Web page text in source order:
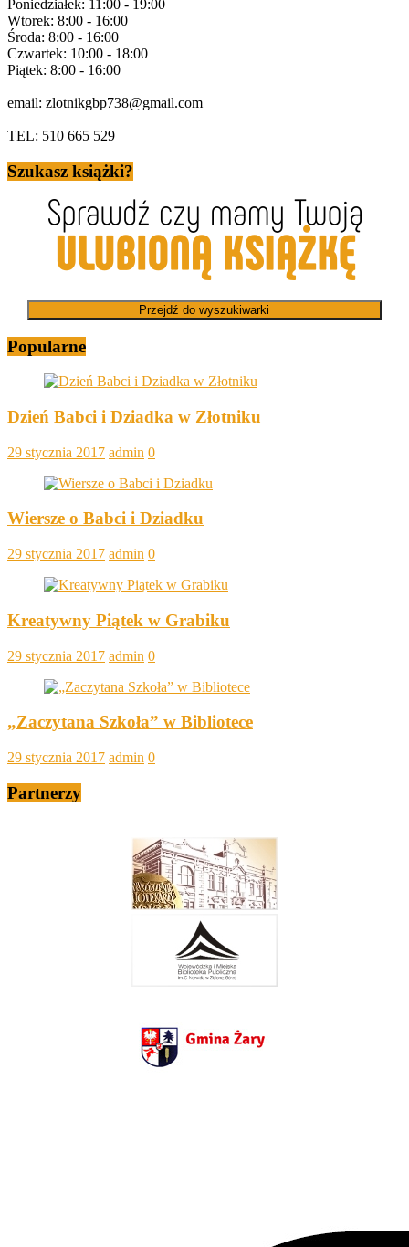
Poniedziałek: 11:00 - 19:00
Wtorek: 8:00 - 16:00
Środa: 8:00 - 16:00
Czwartek: 10:00 - 18:00
Piątek: 8:00 - 16:00
email: zlotnikgbp738@gmail.com
TEL: 510 665 529
Szukasz książki?
Przejdź do wyszukiwarki
Popularne
Dzień Babci i Dziadka w Złotniku
29 stycznia 2017 admin 0
Wiersze o Babci i Dziadku
29 stycznia 2017 admin 0
Kreatywny Piątek w Grabiku
29 stycznia 2017 admin 0
„Zaczytana Szkoła” w Bibliotece
29 stycznia 2017 admin 0
Partnerzy